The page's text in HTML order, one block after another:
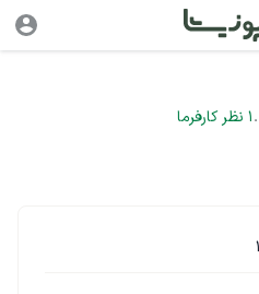
.
1 نظر کارفرما